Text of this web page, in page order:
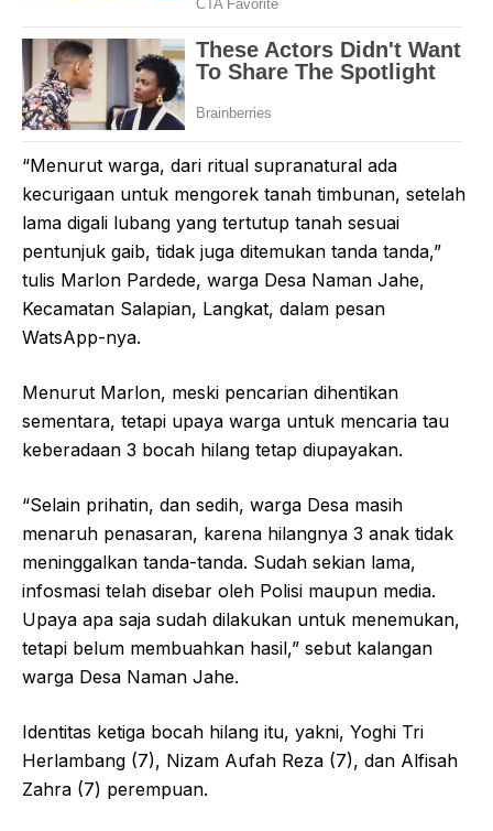
“Menurut warga, dari ritual supranatural ada
kecurigaan untuk mengorek tanah timbunan, setelah
lama digali lubang yang tertutup tanah sesuai
pentunjuk gaib, tidak juga ditemukan tanda tanda,”
tulis Marlon Pardede, warga Desa Naman Jahe,
Kecamatan Salapian, Langkat, dalam pesan
WatsApp-nya.
Menurut Marlon, meski pencarian dihentikan
sementara, tetapi upaya warga untuk mencaria tau
keberadaan 3 bocah hilang tetap diupayakan.
“Selain prihatin, dan sedih, warga Desa masih
menaruh penasaran, karena hilangnya 3 anak tidak
meninggalkan tanda-tanda. Sudah sekian lama,
infosmasi telah disebar oleh Polisi maupun media.
Upaya apa saja sudah dilakukan untuk menemukan,
tetapi belum membuahkan hasil,” sebut kalangan
warga Desa Naman Jahe.
Identitas ketiga bocah hilang itu, yakni, Yoghi Tri
Herlambang (7), Nizam Aufah Reza (7), dan Alfisah
Zahra (7) perempuan.